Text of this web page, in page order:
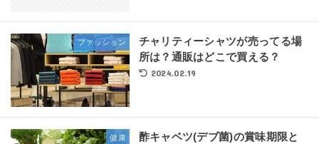
ファッション
チャリティーシャツが売ってる場
所は？通販はどこで買える？
2024.02.19
健康
酢キャベツ(デブ菌)の賞味期限と